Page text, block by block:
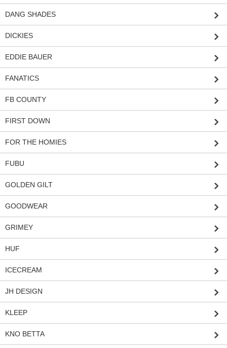
DANG SHADES
DICKIES
EDDIE BAUER
FANATICS
FB COUNTY
FIRST DOWN
FOR THE HOMIES
FUBU
GOLDEN GILT
GOODWEAR
GRIMEY
HUF
ICECREAM
JH DESIGN
KLEEP
KNO BETTA